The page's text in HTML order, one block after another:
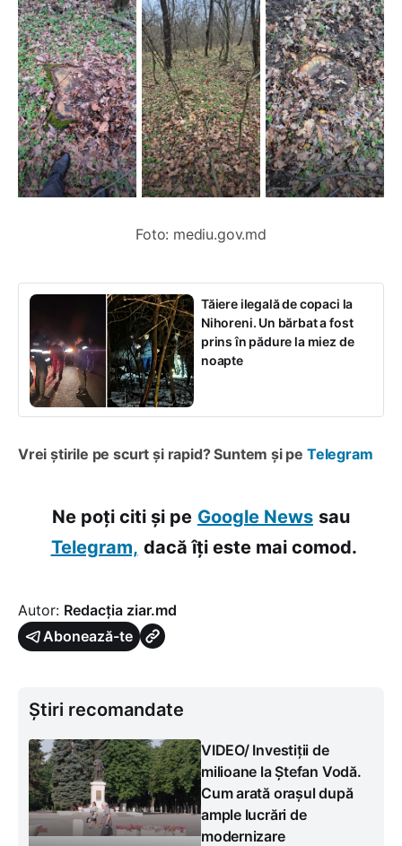
Foto: mediu.gov.md
Tăiere ilegală de copaci la
Nihoreni. Un bărbat a fost
prins în pădure la miez de
noapte
Vrei știrile pe scurt și rapid? Suntem și pe Telegram
Ne poți citi și pe Google News sau
Telegram, dacă îți este mai comod.
Autor: Redacția ziar.md
Abonează-te
Știri recomandate
VIDEO/ Investiții de
milioane la Ștefan Vodă.
Cum arată orașul după
ample lucrări de
modernizare